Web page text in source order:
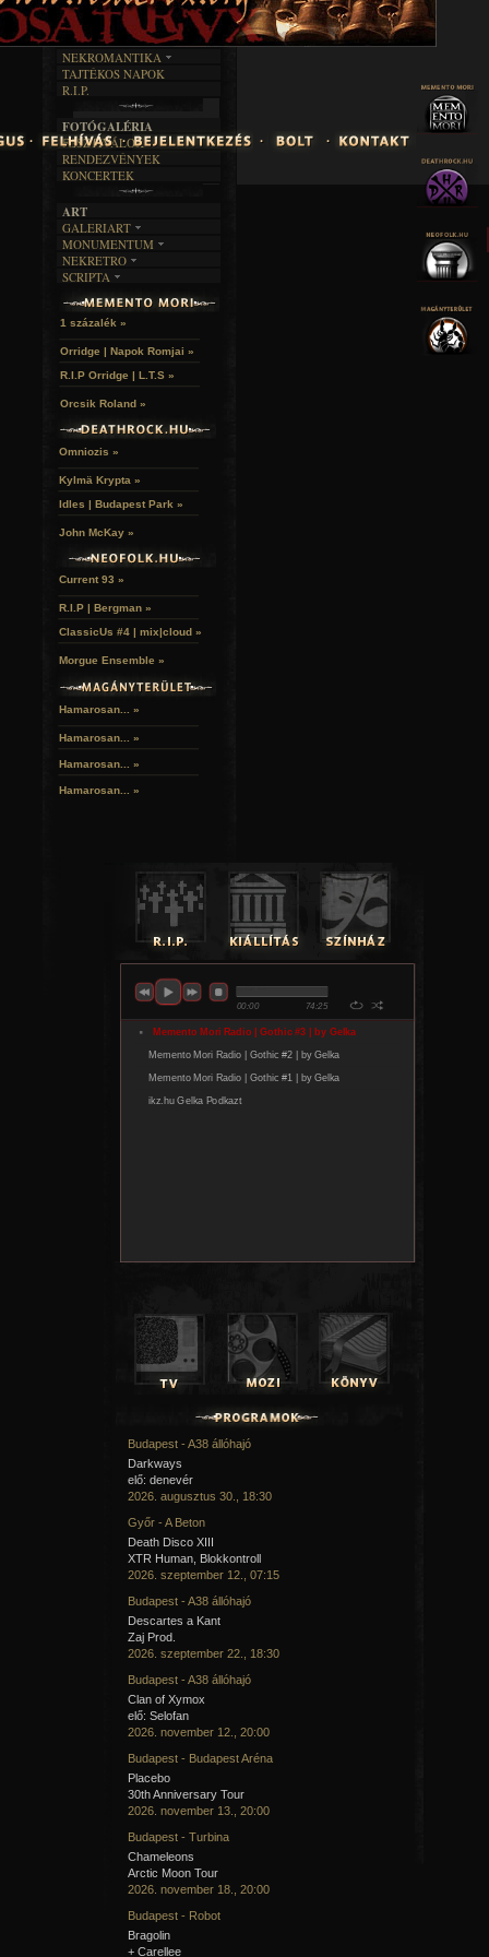
FORDÍTÁSOK
DALSZÖVEGEK
FILM
MŰVÉSZET
ÍRÁSTÖRTÉNET
FEKETE HUMOR
KÉPES
SZÖVEGES
RENDEZVÉNYEK
NEKROMANTIKA
AKTUÁLIS
A MÚLT
TAJTÉKOS NAPOK
R.I.P.
FOTÓGALÉRIA
FESZTIVÁLOK
RENDEZVÉNYEK
KONCERTEK
ART
GALERIART
ARTGALERI
KÉPREGÉNYEK
LAKÁSKULTS
MONUMENTUM
TEMETŐK
TEMPLOMOK
VÁRAK
HELYEK
NEKRETRO
SZUBKULT
FEKETE LYUK
RELIKVIÁK
SCRIPTA
NOVELLÁK
VERSEK
1 százalék »
Orridge | Napok Romjai »
R.I.P Orridge | L.T.S »
Orcsik Roland »
Omniozis »
Kylmä Krypta »
Idles | Budapest Park »
John McKay »
Current 93 »
R.I.P | Bergman »
ClassicUs #4 | mix|cloud »
Morgue Ensemble »
Hamarosan... »
Hamarosan... »
Hamarosan... »
Hamarosan... »
Budapest - A38 állóhajó
Darkways
elő: denevér
2026. augusztus 30., 18:30
Győr - A Beton
Death Disco XIII
XTR Human, Blokkontroll
2026. szeptember 12., 07:15
Budapest - A38 állóhajó
Descartes a Kant
Zaj Prod.
2026. szeptember 22., 18:30
Budapest - A38 állóhajó
Clan of Xymox
elő: Selofan
2026. november 12., 20:00
Budapest - Budapest Aréna
Placebo
30th Anniversary Tour
2026. november 13., 20:00
Budapest - Turbina
Chameleons
Arctic Moon Tour
2026. november 18., 20:00
Budapest - Robot
Bragolin
+ Carellee